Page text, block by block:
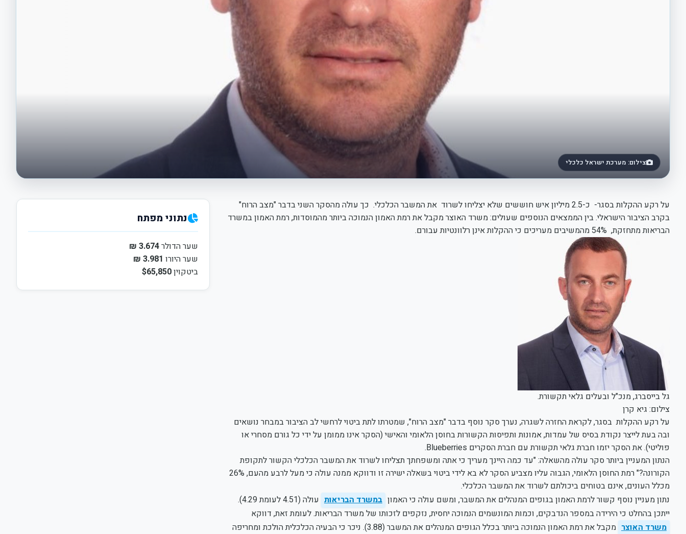
צילום: מערכת ישראל כלכלי
על רקע ההקלות בסגר- כ-2.5 מיליון איש חוששים שלא יצליחו לשרוד את המשבר הכלכלי. כך עולה מהסקר השני בדבר "מצב הרוח"
בקרב הציבור הישראלי. בין הממצאים הנוספים שעולים: משרד האוצר מקבל את רמת האמון הנמוכה ביותר מהמוסדות, רמת האמון במשרד
הבריאות מתחזקת, 54% מהמשיבים מעריכים כי ההקלות אינן רלוונטיות עבורם.
גל בייסברג, מנכ"ל ובעלים גלאי תקשורת.
צילום: גיא קרן
על רקע ההקלות בסגר, לקראת החזרה לשגרה, נערך סקר נוסף בדבר "מצב הרוח", שמטרתו לתת ביטוי לרחשי לב הציבור במבחר נושאים
ובה בעת לייצר נקודת בסיס של עמדות, אמונות ותפיסות הקשורות בחוסן הלאומי והאישי (הסקר אינו ממומן על ידי כל גורם מסחרי או
פוליטי). את הסקר יזמו חברת גלאי תקשורת עם חברת הסקרים Blueberries.
הנתון המעניין ביותר סקר עולה מהשאלה: "עד כמה היינך מעריך כי אתה ומשפחתך תצליחו לשרוד את המשבר הכלכלי הקשור לתקופת
הקורונה?" רמת החוסן הלאומי, הגבוה עליו מצביע הסקר לא בא לידי ביטוי בשאלה ישירה זו ודווקא ממנה עולה כי מעל לרבע מהעם, 26%
מכלל העונים, אינם בטוחים ביכולתם לשרוד את המשבר הכלכלי.
נתון מעניין נוסף קשור לרמת האמון בגופים המנהלים את המשבר, ומשם עולה כי האמון במשרד הבריאות
עולה (4.51 לעומת 4.29).
ייתכן בהחלט כי הירידה במספר הנדבקים, וכמות המונשמים הנמוכה יחסית, נזקפים לזכותו של משרד הבריאות. לעומת זאת, דווקא
משרד האוצר
מקבל את רמת האמון הנמוכה ביותר בכלל הגופים המנהלים את המשבר (3.88). ניכר כי הבעיה הכלכלית הולכת ומחריפה
נתוני מפתח
שער הדולר3.674 ₪
שער היורו 3.981 ₪
ביטקוין$65,850